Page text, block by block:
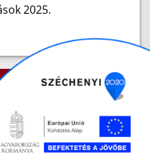
2025.
TÁJÉKOZTATÓ